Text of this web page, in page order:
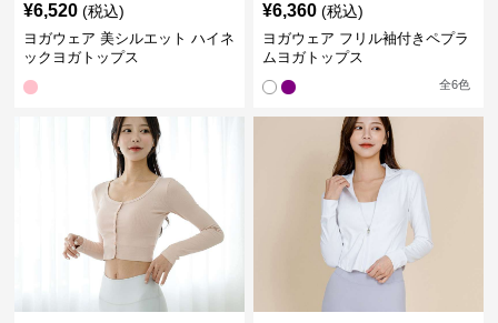
¥6,520 (税込)
ヨガウェア 美シルエット ハイネ
ックヨガトップス
¥6,360 (税込)
ヨガウェア フリル袖付きペプラ
ムヨガトップス
全6色